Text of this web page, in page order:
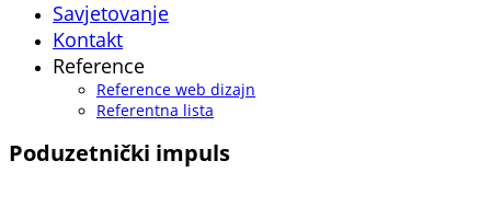
Savjetovanje
Kontakt
Reference
Reference web dizajn
Referentna lista
Poduzetnički impuls